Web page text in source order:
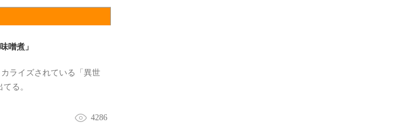
噌煮」
ライズされている「異世
る。
4286